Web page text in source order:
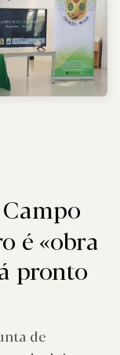
é «obra
pronto
de